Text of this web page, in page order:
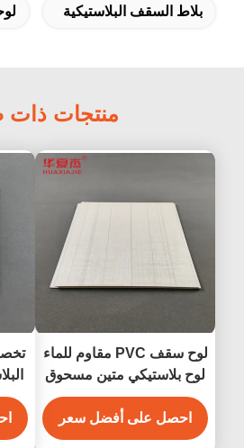
بلاط السقف البلاستيكية
منتجات ذات
لوح سقف PVC مقاوم للماء
لوح بلاستيكي متين مسحوق
PVC لوحة حائط للديكور
الداخلي للجدران 250*5
الحجم
احصل على أفضل سعر